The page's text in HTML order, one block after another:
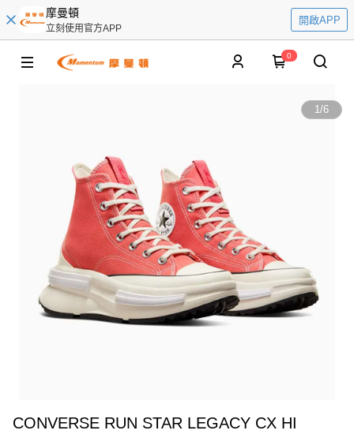
摩曼頓
立刻使用官方APP
開啟APP
0
1/6
CONVERSE RUN STAR LEGACY CX HI